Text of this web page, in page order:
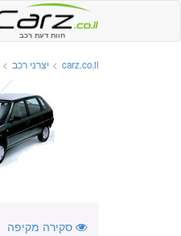
חוות דעת רכב
carz.co.il
> יצרני רכב >
סקירה מקיפה